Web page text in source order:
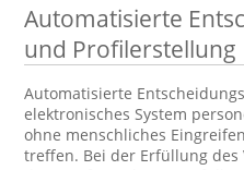
Automatisierte
und Profilerstellung
Automatisierte
elektronisches System
ohne menschliches
treffen. Bei der Erfüllung